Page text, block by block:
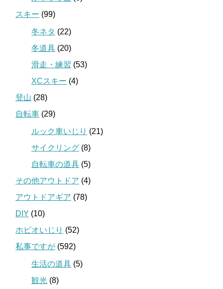
スキー (99)
冬ネタ (22)
冬道具 (20)
滑走・練習 (53)
XCスキー (4)
登山 (28)
自転車 (29)
ルック車いじり (21)
サイクリング (8)
自転車の道具 (5)
その他アウトドア (4)
アウトドアギア (78)
DIY (10)
ホビオいじり (52)
私事ですが (592)
生活の道具 (5)
観光 (8)